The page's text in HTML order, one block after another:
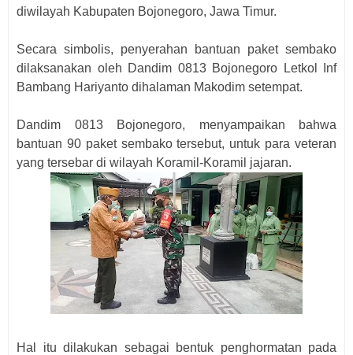
diwilayah Kabupaten Bojonegoro, Jawa Timur.
Secara simbolis, penyerahan bantuan paket sembako
dilaksanakan oleh Dandim 0813 Bojonegoro Letkol Inf
Bambang Hariyanto dihalaman Makodim setempat.
Dandim 0813 Bojonegoro, menyampaikan bahwa
bantuan 90 paket sembako tersebut, untuk para veteran
yang tersebar di wilayah Koramil-Koramil jajaran.
Hal itu dilakukan sebagai bentuk penghormatan pada